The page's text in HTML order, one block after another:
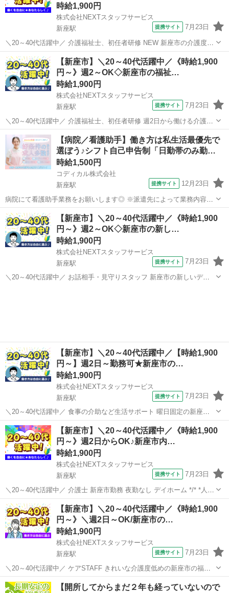
時給1,900円
株式会社NEXTスタッフサービス
新座駅
提携サイト 7月23日
＼20～40代活躍中／ 介護福祉士、初任者研修 NEW 新座市の介護度低
めの福祉施設 ✨柔軟シフトで無理なく働ける♪ ・子育てや家庭と両立
したい方にぴったり ・日勤/夜勤/曜日固定/短時間など、ご希望に合わ
せた働き方OK...
埼玉 新座市 新座駅
【新座市】＼20～40代活躍中／《時給1,900
円～》週2～OK◇新座市の福祉…
時給1,900円
株式会社NEXTスタッフサービス
新座駅
提携サイト 7月23日
＼20～40代活躍中／ 介護福祉士、初任者研修 週2日から働ける介護度
低めの新座市の福祉施設 */* *フォロー体制ばっちりの環境!* *＼* ゆと
りのある人員体制で、ブランクのある方や経験が少ない方でも安心◎
利用者...
埼玉 新座市 新座駅 介護
【病院／看護助手】働き方は私生活最優先で
選ぼう♪シフト自己申告制「日勤帯のみ勤…
時給1,500円
コディカル株式会社
新座駅
提携サイト 12月23日
病院にて看護助手業務をお願いします◎ ※派遣先によって業務内容の
詳細は異なります。 【業務内容の一例】 ■食事介護 ■入浴介助 ■排泄
介助 ■シーツ交換、清掃 ■医療機器の管理、配膳 等 「聞いていた内容
と違う…」なんて...
埼玉 新座市 新座駅
【新座市】＼20～40代活躍中／《時給1,900
円～》週2～OK◇新座市の新し…
時給1,900円
株式会社NEXTスタッフサービス
新座駅
提携サイト 7月23日
＼20～40代活躍中／ お話相手・見守りスタッフ 新座市の新しいデイ
【新座市】＼20～40代活躍中／【時給1,900
円～】週2日～勤務可★新座市の…
時給1,900円
株式会社NEXTスタッフサービス
新座駅
提携サイト 7月23日
＼20～40代活躍中／ 食事の介助など生活サポート 曜日固定の新座市
のデイホーム ╭━━━━━━━━━━━━━╮ *✅明るい雰囲気の職
場で日勤のみ* ✅家庭やプライベートと両立しやすい環境 ✅週2日～
OK/曜日固定/残業...
埼玉 新座市 新座駅
【新座市】＼20～40代活躍中／《時給1,900
円～》週2日からOK♪新座市内…
時給1,900円
株式会社NEXTスタッフサービス
新座駅
提携サイト 7月23日
＼20～40代活躍中／ 介護士 新座市勤務 夜勤なし デイホーム */* *人気
の日勤ワーク* *綺麗な環境で気持ちよく働けます♪* *＼* 明るくてキレ
イな施設! お花見やお祭り、クリスマスなどの季節に合わせたイベン...
埼玉 新座市 新座駅
【新座市】＼20～40代活躍中／《時給1,900
円～》＼週2日～OK/新座市の…
時給1,900円
株式会社NEXTスタッフサービス
新座駅
提携サイト 7月23日
＼20～40代活躍中／ ケアSTAFF きれいな介護度低めの新座市の福祉
施設 */* *はたらく 曜日・時間・期間 あなたのご希望に合わせてご調
整!* *＼* 利用者さんが安心して過ごせるよう、お手伝いをお願いしま
埼玉 新座市 新座駅 介護
【開所してからまだ２年も経っていないので